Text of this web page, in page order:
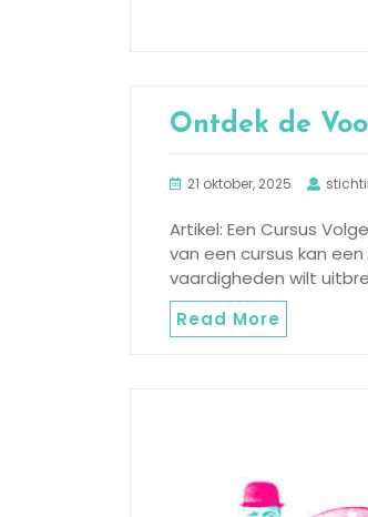
Ontdek de
21 oktober, 2025
Artikel: Een Cursus
van een cursus kan
vaardigheden wilt
Read More